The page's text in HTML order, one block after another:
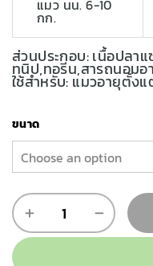
แมว นน. 6-10
กก.
ส่วนประกอบ: เนื้อปลา
ทนิป,ทอรีน,สารถนอมอ
ใช้สำหรับ: แมวอายุตั้งแ
ขนาด